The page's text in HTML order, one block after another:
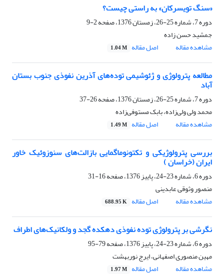
«سنگ تویسرکان» به راستی چیست؟
دوره 7، شماره 25-26، زمستان 1376، صفحه
2-9
جمشید حسن زاده
مشاهده مقاله
اصل مقاله 1.04 M
مطالعه پترولوژی و ژئوشیمی توده‌های آذرین نفوذی جنوب بستان
آباد
دوره 7، شماره 25-26، زمستان 1376، صفحه
26-37
محمد ولی ولی‌زاده، بابک مستوفی‌زاده
مشاهده مقاله
اصل مقاله 1.49 M
بررسی پترولوژیکی و تکتونوماگمایی بازالت‌های سنوزوئیک خاور
ایران (خراسان )
دوره 6، شماره 23-24، پاییز 1376، صفحه
16-31
منصور وثوقی عابدینی
مشاهده مقاله
اصل مقاله 688.95 K
نگرشی بر پترولوژی توده نفوذی دهکده گجد و ولکانیک‌های اطراف
دوره 6، شماره 23-24، پاییز 1376، صفحه
79-95
مهین منصوری اصفهانی، ایرج نوربهشت
مشاهده مقاله
اصل مقاله 1.97 M